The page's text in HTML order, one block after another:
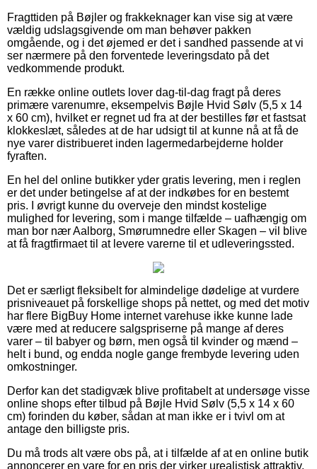
Fragttiden på Bøjler og frakkeknager kan vise sig at være
vældig udslagsgivende om man behøver pakken
omgående, og i det øjemed er det i sandhed passende at vi
ser nærmere på den forventede leveringsdato på det
vedkommende produkt.
En række online outlets lover dag-til-dag fragt på deres
primære varenumre, eksempelvis Bøjle Hvid Sølv (5,5 x 14
x 60 cm), hvilket er regnet ud fra at der bestilles før et fastsat
klokkeslæt, således at de har udsigt til at kunne nå at få de
nye varer distribueret inden lagermedarbejderne holder
fyraften.
En hel del online butikker yder gratis levering, men i reglen
er det under betingelse af at der indkøbes for en bestemt
pris. I øvrigt kunne du overveje den mindst kostelige
mulighed for levering, som i mange tilfælde – uafhængig om
man bor nær Aalborg, Smørumnedre eller Skagen – vil blive
at få fragtfirmaet til at levere varerne til et udleveringssted.
Det er særligt fleksibelt for almindelige dødelige at vurdere
prisniveauet på forskellige shops på nettet, og med det motiv
har flere BigBuy Home internet varehuse ikke kunne lade
være med at reducere salgspriserne på mange af deres
varer – til babyer og børn, men også til kvinder og mænd –
helt i bund, og endda nogle gange frembyde levering uden
omkostninger.
Derfor kan det stadigvæk blive profitabelt at undersøge visse
online shops efter tilbud på Bøjle Hvid Sølv (5,5 x 14 x 60
cm) forinden du køber, sådan at man ikke er i tvivl om at
antage den billigste pris.
Du må trods alt være obs på, at i tilfælde af at en online butik
annoncerer en vare for en pris der virker urealistisk attraktiv,